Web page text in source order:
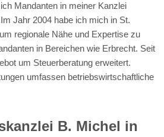
Mandanten in meiner Kanzlei
Jahr 2004 habe ich mich in St.
regionale Nähe und Expertise zu
in Bereichen wie Erbrecht. Seit
um Steuerberatung erweitert.
umfassen betriebswirtschaftliche
B. Michel in